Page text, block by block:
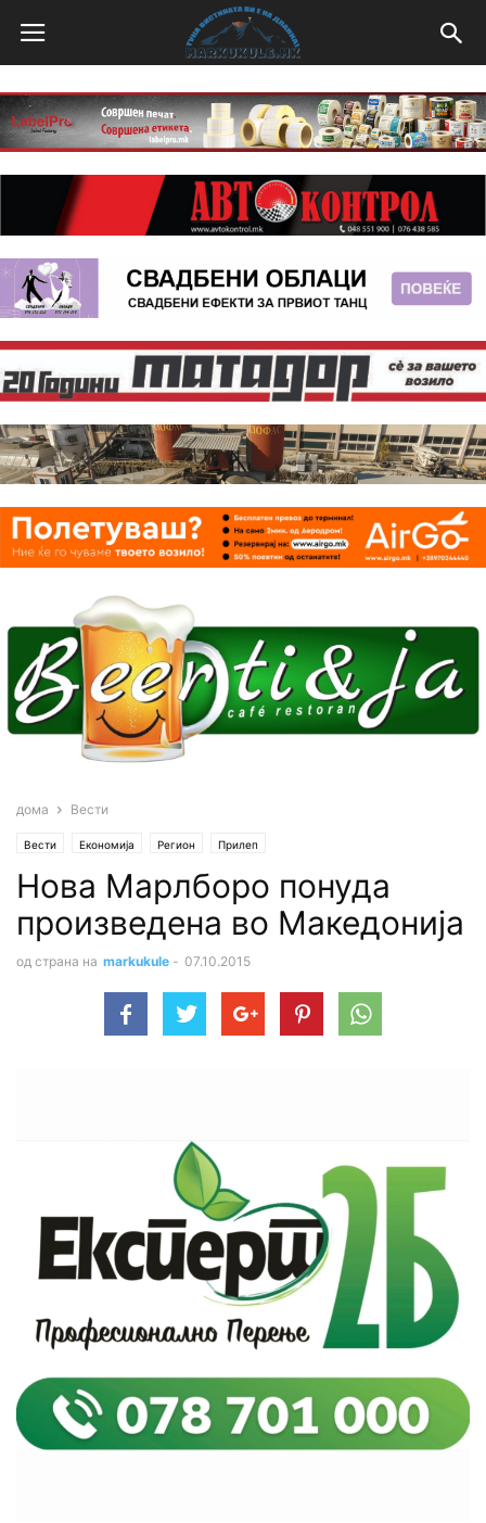
дома Вести
Вести Економија Регион Прилеп
Нова Марлборо понуда
произведена во Македонија
од страна на markukule - 07.10.2015